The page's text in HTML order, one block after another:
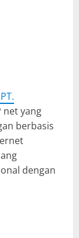
net yang
berbasis
dengan